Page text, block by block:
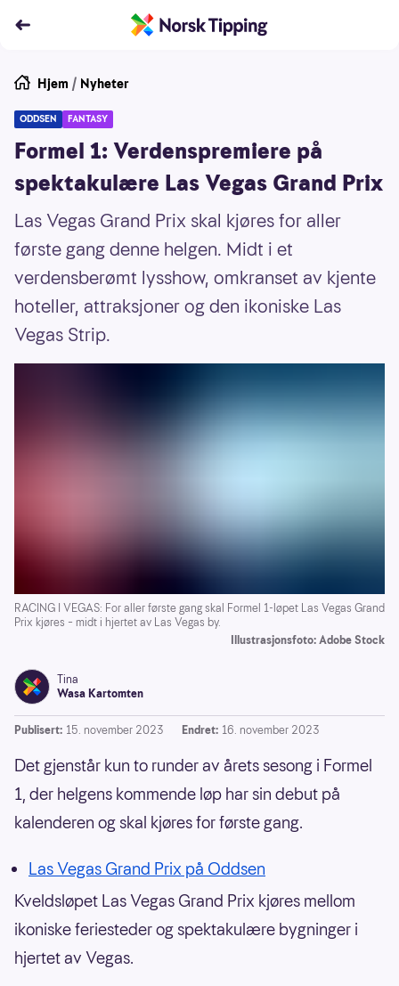
Hjem / Nyheter
ODDSEN FANTASY
Formel 1: Verdenspremiere på
spektakulære Las Vegas Grand Prix
Las Vegas Grand Prix skal kjøres for aller
første gang denne helgen. Midt i et
verdensberømt lysshow, omkranset av kjente
hoteller, attraksjoner og den ikoniske Las
Vegas Strip.
RACING I VEGAS: For aller første gang skal Formel 1-løpet Las Vegas Grand
Prix kjøres – midt i hjertet av Las Vegas by.
Illustrasjonsfoto: Adobe Stock
Tina
Wasa Kartomten
Publisert: 15. november 2023 Endret: 16. november 2023
Det gjenstår kun to runder av årets sesong i Formel
1, der helgens kommende løp har sin debut på
kalenderen og skal kjøres for første gang.
Las Vegas Grand Prix på Oddsen
Kveldsløpet Las Vegas Grand Prix kjøres mellom
ikoniske feriesteder og spektakulære bygninger i
hjertet av Vegas.